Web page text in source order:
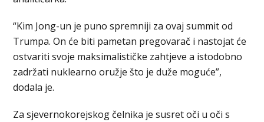
“Kim Jong-un je puno spremniji za ovaj summit od
Trumpa. On će biti pametan pregovarač i nastojat će
ostvariti svoje maksimalističke zahtjeve a istodobno
zadržati nuklearno oružje što je duže moguće”,
dodala je.
Za sjevernokorejskog čelnika je susret oči u oči s